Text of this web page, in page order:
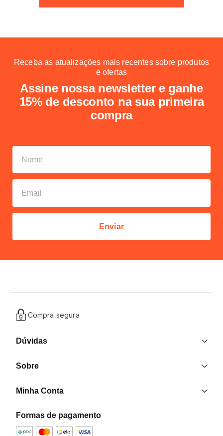
Receba as atualizações mais recentes sobre produtos
e ofertas
Assine nossa newsletter e ganhe
15% de desconto na sua primeira
compra
Enviar
Compra segura
Dúvidas
Contato
Sobre
Formas de pagamento
Política de Privacidade
Minha Conta
Formas de pagamento